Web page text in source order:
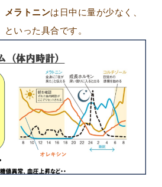
メラトニンは日中に量が少なく、
いった具合です。